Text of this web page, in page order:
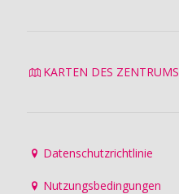
KARTEN DES ZENTRUMS
Datenschutzrichtlinie
Nutzungsbedingungen